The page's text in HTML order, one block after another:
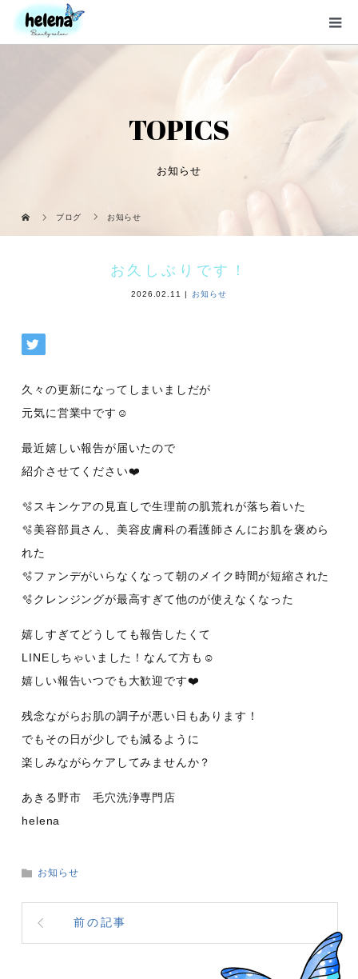
TOPICS
お知らせ
ブログ お知らせ
お久しぶりです！
2026.02.11 お知らせ
久々の更新になってしまいましだが
元気に営業中です☺️
最近嬉しい報告が届いたので
紹介させてください❤️
🫧スキンケアの見直しで生理前の肌荒れが落ち着いた
🫧美容部員さん、美容皮膚科の看護師さんにお肌を褒めら
れた
🫧ファンデがいらなくなって朝のメイク時間が短縮された
🫧クレンジングが最高すぎて他のが使えなくなった
嬉しすぎてどうしても報告したくて
LINEしちゃいました！なんて方も☺️
嬉しい報告いつでも大歓迎です❤️
残念ながらお肌の調子が悪い日もあります！
でもその日が少しでも減るように
楽しみながらケアしてみませんか？
あきる野市 毛穴洗浄専門店
helena
お知らせ
前の記事